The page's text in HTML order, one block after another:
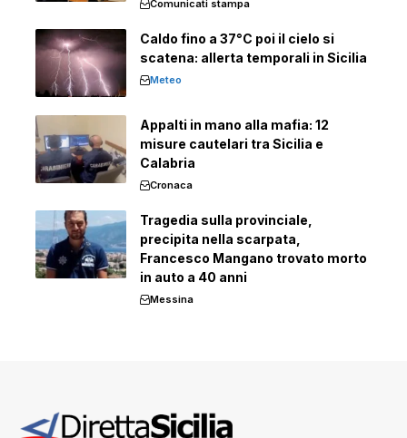
Comunicati stampa
Caldo fino a 37°C poi il cielo si
scatena: allerta temporali in Sicilia
Meteo
Appalti in mano alla mafia: 12
misure cautelari tra Sicilia e
Calabria
Cronaca
Tragedia sulla provinciale,
precipita nella scarpata,
Francesco Mangano trovato morto
in auto a 40 anni
Messina